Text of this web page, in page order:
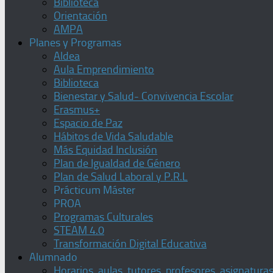
Orientación
AMPA
Planes y Programas
Aldea
Aula Emprendimiento
Biblioteca
Bienestar y Salud- Convivencia Escolar
Erasmus+
Espacio de Paz
Hábitos de Vida Saludable
Más Equidad Inclusión
Plan de Igualdad de Género
Plan de Salud Laboral y P.R.L
Prácticum Máster
PROA
Programas Culturales
STEAM 4.0
Transformación Digital Educativa
Alumnado